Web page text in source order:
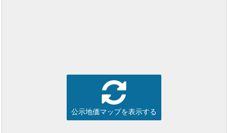
公示地価マップを表示する